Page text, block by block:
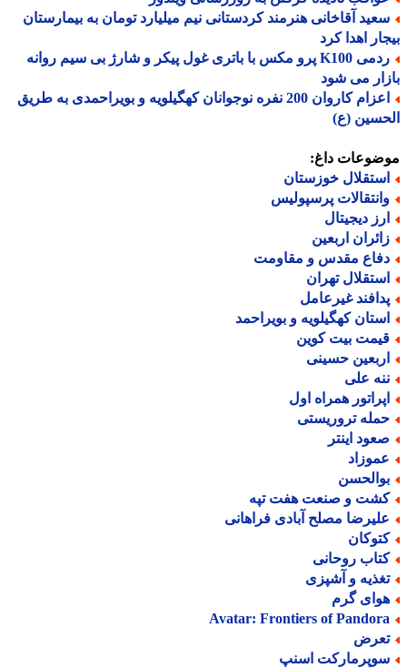
آقاخانی هنرمند کردستانی نیم میلیارد تومان به بیمارستان
اهدا کرد
ردمی K100 پرو مکس با باتری غول پیکر و شارژ بی سیم روانه
می شود
اعزام کاروان 200 نفره نوجوانان کهگیلویه و بویراحمدی به طریق
(ع)
داغ:
خوزستان
پرسپولیس
دیجیتال
اربعین
مقدس و مقاومت
تهران
غیرعامل
کهگیلویه و بویراحمد
بیت کوین
حسینی
علی
همراه اول
تروریستی
اینتر
و صنعت هفت تپه
مصلح آبادی فراهانی
روحانی
و آشپزی
گرم
Avatar: Frontiers of
اسنپ